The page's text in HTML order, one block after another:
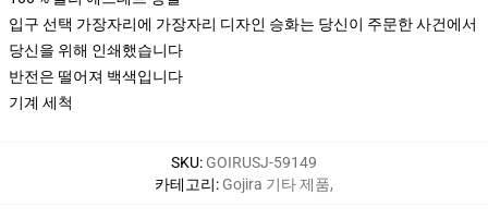
입구 선택 가장자리에 가장자리 디자인 승화는 당신이 주문한 사건에서
당신을 위해 인쇄했습니다
반전은 떨어져 백색입니다
기계 세척
SKU: GOIRUSJ-59149
카테고리: Gojira 기타 제품,